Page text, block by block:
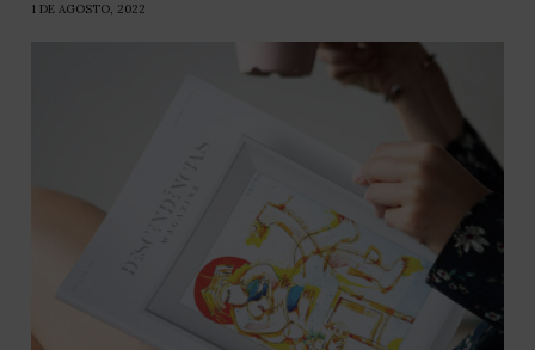
1 DE AGOSTO, 2022